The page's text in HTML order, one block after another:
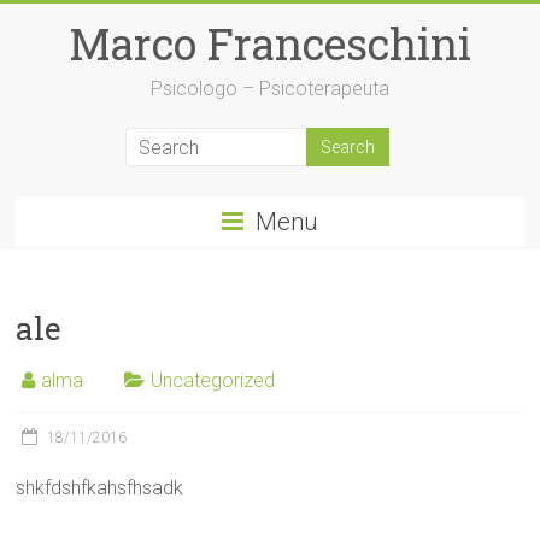
Marco Franceschini
Psicologo – Psicoterapeuta
Menu
ale
alma Uncategorized
18/11/2016
shkfdshfkahsfhsadk